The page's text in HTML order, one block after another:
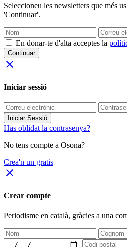
Seleccioneu les newsletters que més
'Continuar'.
En donar-te d'alta acceptes la
Continuar
close
Iniciar sessió
Iniciar Sessió
Has oblidat la contrasenya?
No tens compte a Osona?
Crea'n un gratis
close
Crear compte
Periodisme en català, gràcies a una